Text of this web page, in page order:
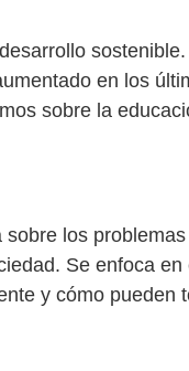
en los
sobre la
sobre los problemas
Se enfoca en
y cómo pueden